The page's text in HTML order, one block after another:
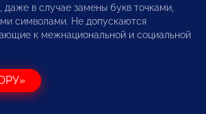
в случае замены букв точками,
символами. Не допускаются
к межнациональной и социальной